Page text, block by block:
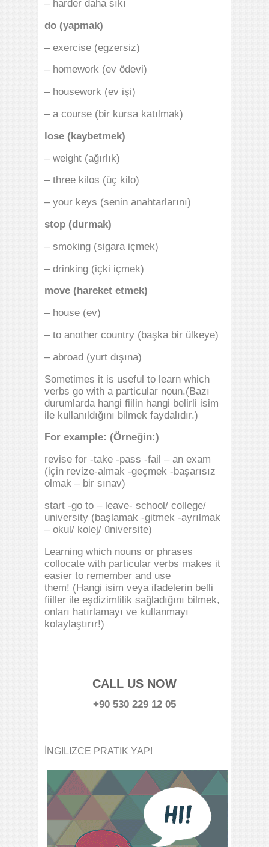
– harder daha sıkı
do (yapmak)
– exercise (egzersiz)
– homework (ev ödevi)
– housework (ev işi)
– a course (bir kursa katılmak)
lose (kaybetmek)
– weight (ağırlık)
– three kilos (üç kilo)
– your keys (senin anahtarlarını)
stop (durmak)
– smoking (sigara içmek)
– drinking (içki içmek)
move (hareket etmek)
– house (ev)
– to another country (başka bir ülkeye)
– abroad (yurt dışına)
Sometimes it is useful to learn which
verbs go with a particular noun.(Bazı
durumlarda hangi fiilin hangi belirli isim
ile kullanıldığını bilmek faydalıdır.)
For example: (Örneğin:)
revise for -take -pass -fail – an exam
(için revize-almak -geçmek -başarısız
olmak – bir sınav)
start -go to – leave- school/ college/
university (başlamak -gitmek -ayrılmak
– okul/ kolej/ üniversite)
Learning which nouns or phrases
collocate with particular verbs makes it
easier to remember and use
them! (Hangi isim veya ifadelerin belli
fiiller ile eşdizimlilik sağladığını bilmek,
onları hatırlamayı ve kullanmayı
kolaylaştırır!)
CALL US NOW
+90 530 229 12 05
İNGILIZCE PRATIK YAP!